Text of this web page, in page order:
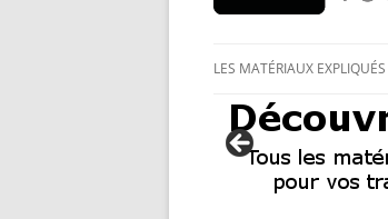
LES MATÉRIAUX EXPLIQUÉS